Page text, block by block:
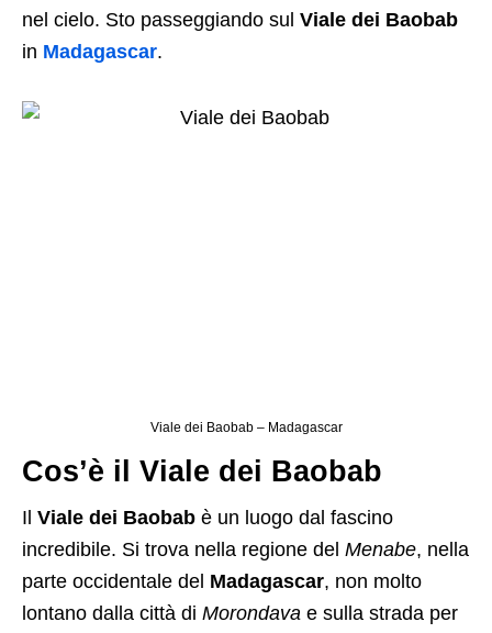
nel cielo. Sto passeggiando sul Viale dei Baobab
in Madagascar.
Viale dei Baobab – Madagascar
Cos’è il Viale dei Baobab
Il Viale dei Baobab è un luogo dal fascino
incredibile. Si trova nella regione del Menabe, nella
parte occidentale del Madagascar, non molto
lontano dalla città di Morondava e sulla strada per